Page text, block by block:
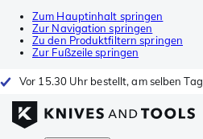
Zum Hauptinhalt springen
Zur Navigation springen
Zu den Produktfiltern springen
Zur Fußzeile springen
Vor 15.30 Uhr bestellt, am selben